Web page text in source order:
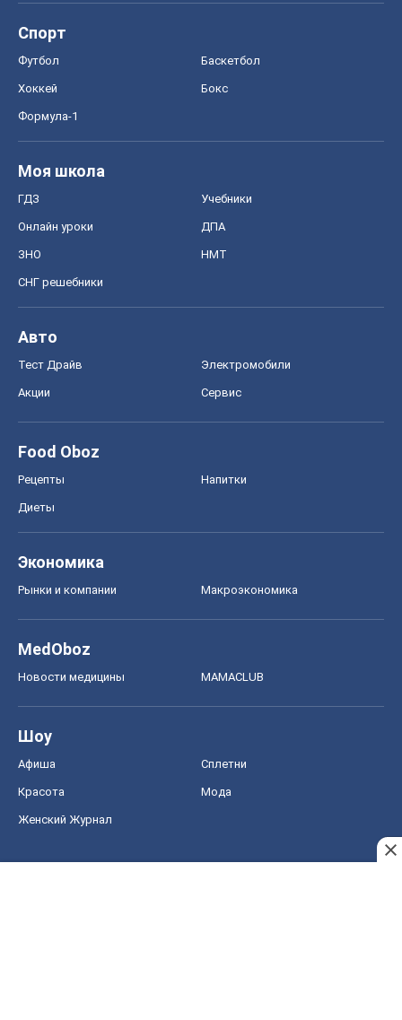
Спорт
Футбол Баскетбол
Хоккей Бокс
Формула-1
Моя школа
ГДЗ Учебники
Онлайн уроки ДПА
ЗНО НМТ
СНГ решебники
Авто
Тест Драйв Электромобили
Акции Сервис
Food Oboz
Рецепты Напитки
Диеты
Экономика
Рынки и компании Mакроэкономика
MedOboz
Новости медицины MAMACLUB
Шоу
Афиша Сплетни
Красота Мода
Женский Журнал